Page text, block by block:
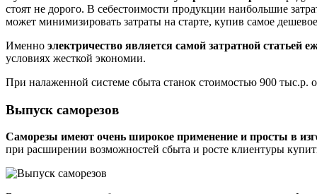
стоят не дорого. В себестоимости продукции наибольшие
может минимизировать затраты на старте, купив самое
Именно электричество является самой затратной статьей
условиях жесткой экономии.
При налаженной системе сбыта станок стоимостью 900 тыс.р.
Выпуск саморезов
Саморезы имеют очень широкое применение и просты в
при расширении возможностей сбыта и росте клиентуры